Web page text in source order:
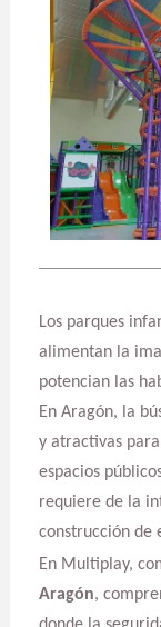
Los parques
alimentan la
potencian las
En Aragón, la
y atractivas
espacios
requiere de la
construcción de
En Multiplay,
Aragón,